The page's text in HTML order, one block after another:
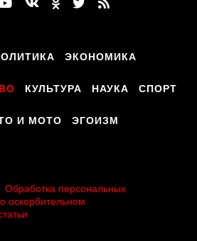
ЭКОНОМИКА
КУЛЬТУРА НАУКА СПОРТ
И МОТО ЭГОИЗМ
Обработка персональных
оскорбительном